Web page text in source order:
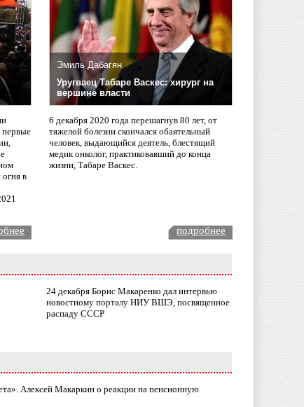
первые
в
Эмиль Дабагян
Уругваец Табаре Васкес: хирург на
вершине власти
6 декабря 2020 года перешагнув 80 лет, от
тяжелой болезни скончался обаятельный
человек, выдающийся деятель, блестящий
медик онколог, практиковавший до конца
жизни, Табаре Васкес.
подробнее
24 декабря Борис Макаренко дал интервью
новостному порталу НИУ ВШЭ, посвященное
распаду СССР
Алексей Макаркин о реакции на пенсионную